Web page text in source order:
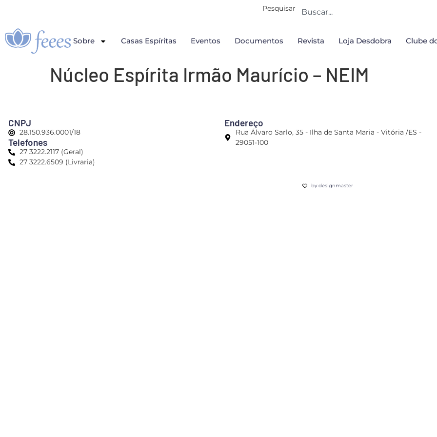
Pesquisar
Sobre Casas Espíritas Eventos Documentos Revista Loja Desdobra Clube
Núcleo Espírita Irmão Maurício – NEIM
CNPJ
28.150.936.0001/18
Telefones
27 3222.2117 (Geral)
27 3222.6509 (Livraria)
Endereço
Rua Álvaro Sarlo, 35 - Ilha de Santa Maria - Vitória /ES -
29051-100
by designmaster